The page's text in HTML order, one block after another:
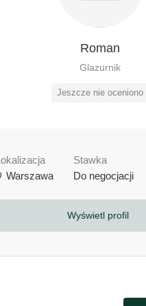
Roman
Glazurnik
Jeszcze nie oceniono
Lokalizacja
Warszawa
Stawka
Do negocjacji
Wyświetl profil